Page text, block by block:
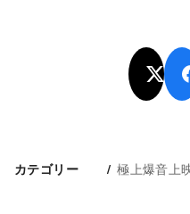
カテゴリー 極上爆音上